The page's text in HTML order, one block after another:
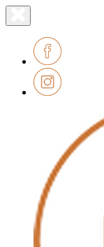
le
Lien
page
accueil